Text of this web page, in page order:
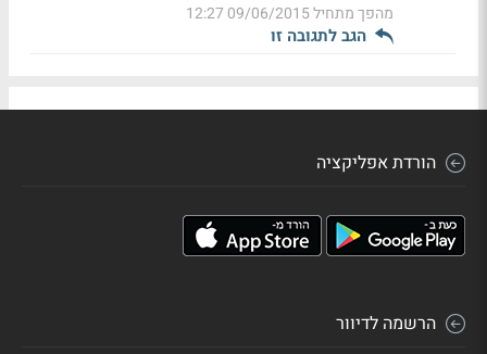
מהפך מתחיל09/06/2015 12:27
הגב לתגובה זו
הורדת אפליקציה
הרשמה לדיוור